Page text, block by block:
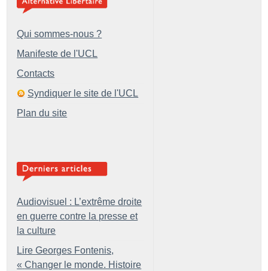
Qui sommes-nous ?
Manifeste de l'UCL
Contacts
Syndiquer le site de l'UCL
Plan du site
Audiovisuel : L’extrême droite
en guerre contre la presse et
la culture
Lire Georges Fontenis,
« Changer le monde. Histoire